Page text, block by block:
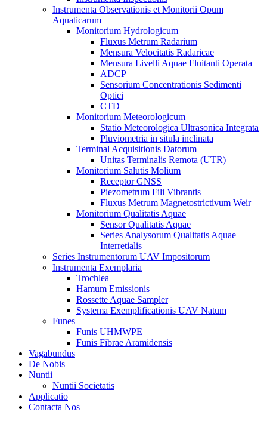
Instrumenta Observationis et Monitorii Opum
Aquaticarum
Monitorium Hydrologicum
Fluxus Metrum Radarium
Mensura Velocitatis Radaricae
Mensura Livelli Aquae Fluitanti Operata
ADCP
Sensorium Concentrationis Sedimenti
Optici
CTD
Monitorium Meteorologicum
Statio Meteorologica Ultrasonica Integrata
Pluviometria in situla inclinata
Terminal Acquisitionis Datorum
Unitas Terminalis Remota (UTR)
Monitorium Salutis Molium
Receptor GNSS
Piezometrum Fili Vibrantis
Fluxus Metrum Magnetostrictivum Weir
Monitorium Qualitatis Aquae
Sensor Qualitatis Aquae
Series Analysorum Qualitatis Aquae
Interretialis
Series Instrumentorum UAV Impositorum
Instrumenta Exemplaria
Trochlea
Hamum Emissionis
Rossette Aquae Sampler
Systema Exemplificationis UAV Natum
Funes
Funis UHMWPE
Funis Fibrae Aramidensis
Vagabundus
De Nobis
Nuntii
Nuntii Societatis
Applicatio
Contacta Nos